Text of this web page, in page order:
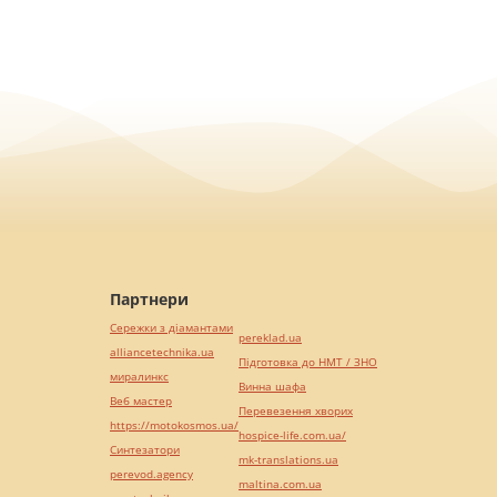
Партнери
Сережки з діамантами
alliancetechnika.ua
миралинкс
Веб мастер
https://motokosmos.ua/
Синтезатори
perevod.agency
pereklad.ua
Підготовка до НМТ / ЗНО
Винна шафа
Перевезення хворих
hospice-life.com.ua/
mk-translations.ua
maltina.com.ua